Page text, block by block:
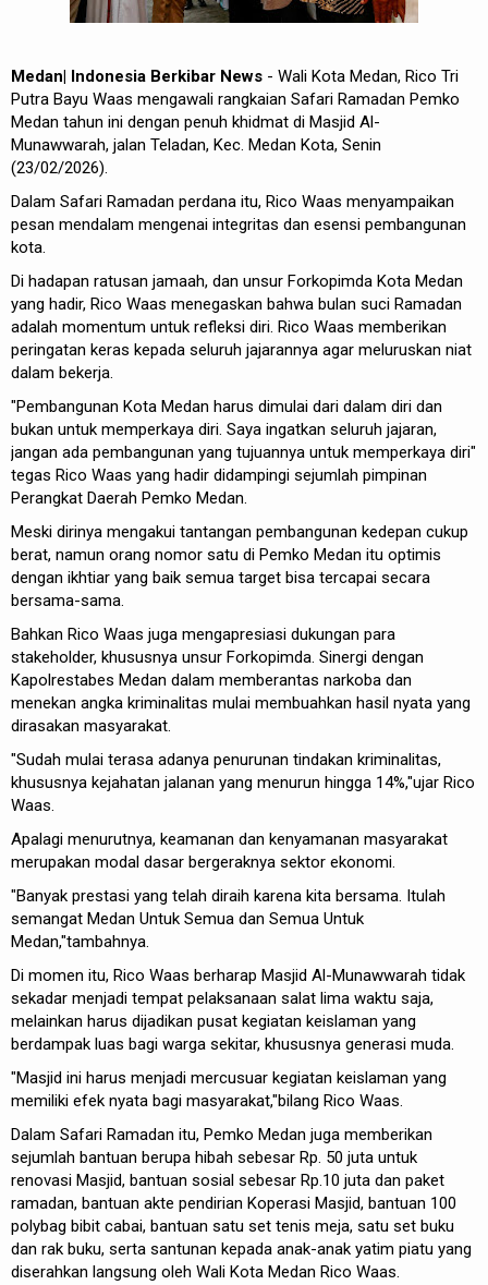
Medan| Indonesia Berkibar News - Wali Kota Medan, Rico Tri
Putra Bayu Waas mengawali rangkaian Safari Ramadan Pemko
Medan tahun ini dengan penuh khidmat di Masjid Al-
Munawwarah, jalan Teladan, Kec. Medan Kota, Senin
(23/02/2026).
Dalam Safari Ramadan perdana itu, Rico Waas menyampaikan
pesan mendalam mengenai integritas dan esensi pembangunan
kota.
Di hadapan ratusan jamaah, dan unsur Forkopimda Kota Medan
yang hadir, Rico Waas menegaskan bahwa bulan suci Ramadan
adalah momentum untuk refleksi diri. Rico Waas memberikan
peringatan keras kepada seluruh jajarannya agar meluruskan niat
dalam bekerja.
​"Pembangunan Kota Medan harus dimulai dari dalam diri dan
bukan untuk memperkaya diri. Saya ingatkan seluruh jajaran,
jangan ada pembangunan yang tujuannya untuk memperkaya diri"
tegas Rico Waas yang hadir didampingi sejumlah pimpinan
Perangkat Daerah Pemko Medan.
Meski dirinya mengakui tantangan pembangunan kedepan cukup
berat, namun orang nomor satu di Pemko Medan itu optimis
dengan ikhtiar yang baik semua target bisa tercapai secara
bersama-sama.
Bahkan Rico Waas juga mengapresiasi dukungan para
stakeholder, khususnya unsur Forkopimda. Sinergi dengan
Kapolrestabes Medan dalam memberantas narkoba dan
menekan angka kriminalitas mulai membuahkan hasil nyata yang
dirasakan masyarakat.
"Sudah mulai terasa adanya penurunan tindakan kriminalitas,
khususnya kejahatan jalanan yang menurun hingga 14%,"ujar Rico
Waas.
Apalagi menurutnya, keamanan dan kenyamanan masyarakat
merupakan modal dasar bergeraknya sektor ekonomi.
"Banyak prestasi yang telah diraih karena kita bersama. Itulah
semangat Medan Untuk Semua dan Semua Untuk
Medan,"tambahnya.
Di momen itu, Rico Waas berharap Masjid Al-Munawwarah tidak
sekadar menjadi tempat pelaksanaan salat lima waktu saja,
melainkan harus dijadikan pusat kegiatan keislaman yang
berdampak luas bagi warga sekitar, khususnya generasi muda.
"Masjid ini harus menjadi mercusuar kegiatan keislaman yang
memiliki efek nyata bagi masyarakat,"bilang Rico Waas.
Dalam Safari Ramadan itu, Pemko Medan juga memberikan
sejumlah bantuan berupa hibah sebesar Rp. 50 juta untuk
renovasi Masjid, bantuan sosial sebesar Rp.10 juta dan paket
ramadan, bantuan akte pendirian Koperasi Masjid, bantuan 100
polybag bibit cabai, bantuan satu set tenis meja, satu set buku
dan rak buku, serta santunan kepada anak-anak yatim piatu yang
diserahkan langsung oleh Wali Kota Medan Rico Waas.